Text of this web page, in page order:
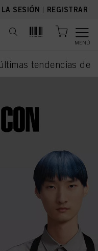
SESIÓN | REGISTRAR
MENÚ
tendencias de